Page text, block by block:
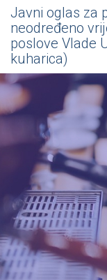
Javni oglas za
neodređeno
poslove Vlade
kuharica)